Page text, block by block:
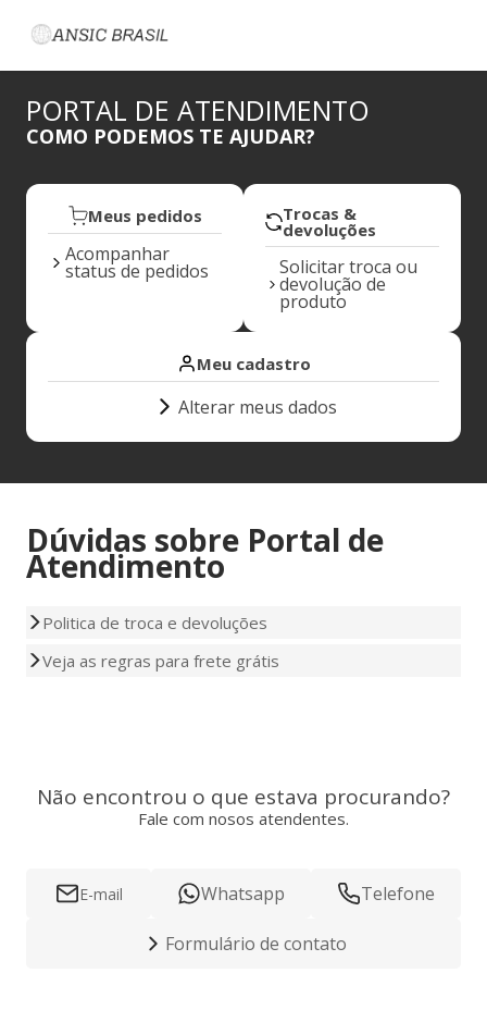
PORTAL DE ATENDIMENTO
COMO PODEMOS TE AJUDAR?
Meus pedidos
Acompanhar
status de pedidos
Trocas &
devoluções
Solicitar troca ou
devolução de
produto
Meu cadastro
Alterar meus dados
Dúvidas sobre Portal de
Atendimento
Politica de troca e devoluções
Veja as regras para frete grátis
Não encontrou o que estava procurando?
Fale com nosos atendentes.
E-mail Whatsapp Telefone
Formulário de contato